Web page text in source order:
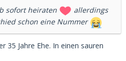
sofort heiraten
allerdings
schon eine Nummer
35 Jahre Ehe. In einen sauren